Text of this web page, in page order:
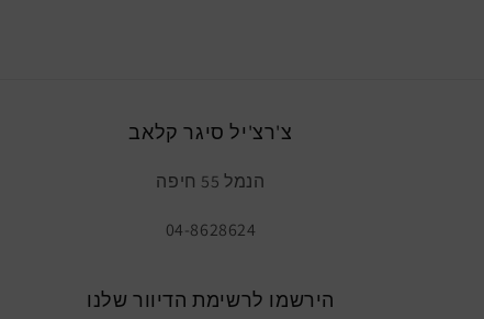
צ'רצ'יל סיגר קלאב
הנמל 55 חיפה
04-8628624
הירשמו לרשימת הדיוור שלנו